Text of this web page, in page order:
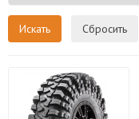
Сбросить